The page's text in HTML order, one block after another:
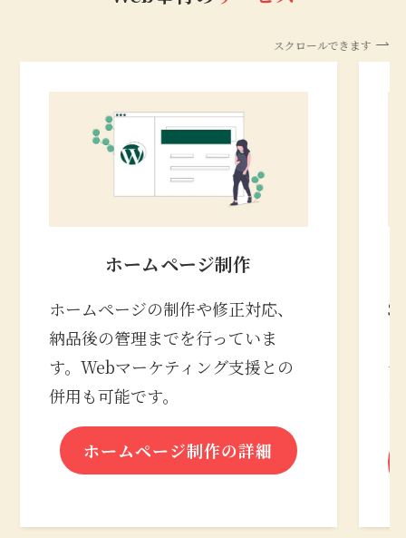
スクロールできます
ホームページ制作
ホームページの制作や修正対応、
納品後の管理までを行っていま
す。Webマーケティング支援との
併用も可能です。
ホームページ制作の詳細